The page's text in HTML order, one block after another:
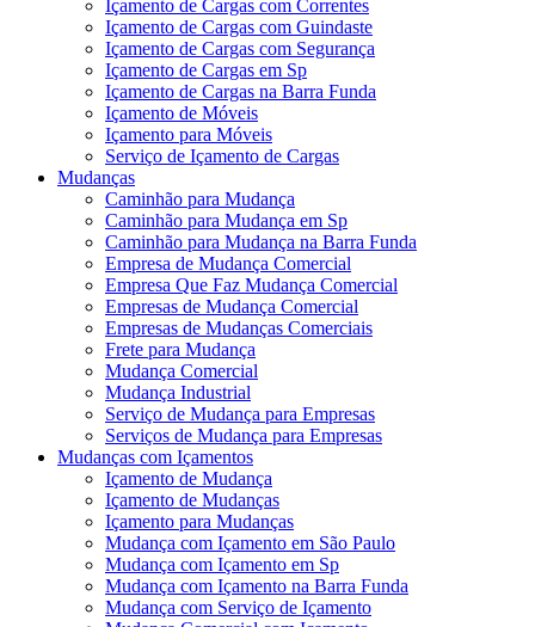
Içamento de Cargas com Correntes
Içamento de Cargas com Guindaste
Içamento de Cargas com Segurança
Içamento de Cargas em Sp
Içamento de Cargas na Barra Funda
Içamento de Móveis
Içamento para Móveis
Serviço de Içamento de Cargas
Mudanças
Caminhão para Mudança
Caminhão para Mudança em Sp
Caminhão para Mudança na Barra Funda
Empresa de Mudança Comercial
Empresa Que Faz Mudança Comercial
Empresas de Mudança Comercial
Empresas de Mudanças Comerciais
Frete para Mudança
Mudança Comercial
Mudança Industrial
Serviço de Mudança para Empresas
Serviços de Mudança para Empresas
Mudanças com Içamentos
Içamento de Mudança
Içamento de Mudanças
Içamento para Mudanças
Mudança com Içamento em São Paulo
Mudança com Içamento em Sp
Mudança com Içamento na Barra Funda
Mudança com Serviço de Içamento